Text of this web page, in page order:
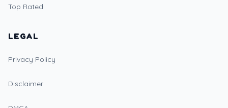
Top Rated
LEGAL
Privacy Policy
Disclaimer